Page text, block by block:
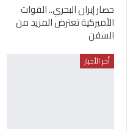
حصار إيران البحري.. القوات
الأميركية تعترض المزيد من
السفن
أخر الأخبار